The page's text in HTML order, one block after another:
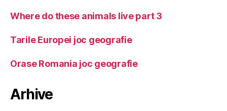
Where do these animals live part 3
Tarile Europei joc geografie
Orase Romania joc geografie
Arhive